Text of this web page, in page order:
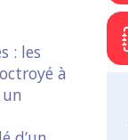
: les
à